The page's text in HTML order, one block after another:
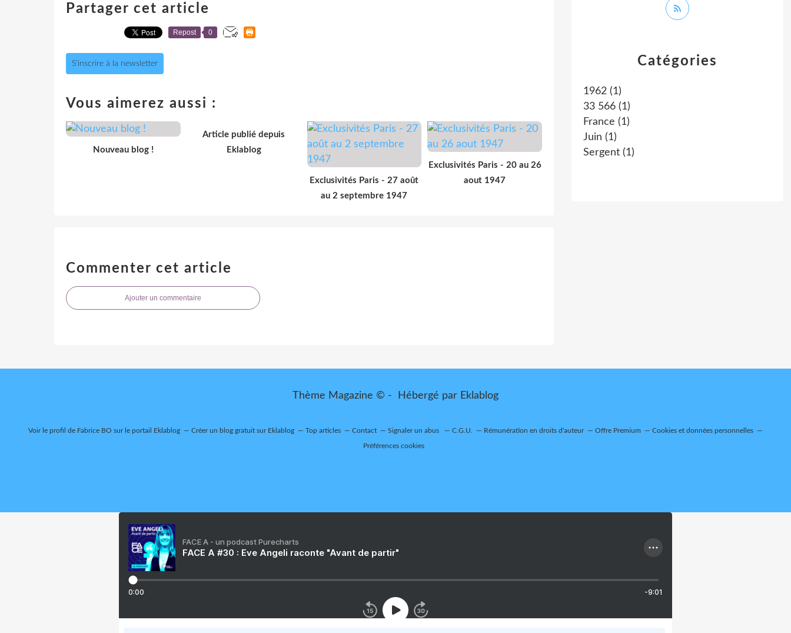
Partager cet article
Repost 0
S'inscrire à la newsletter
Vous aimerez aussi :
Nouveau blog !
Article publié depuis
Eklablog
Exclusivités Paris - 27 août
au 2 septembre 1947
Exclusivités Paris - 20 au 26
aout 1947
Commenter cet article
Ajouter un commentaire
Catégories
1962 (1)
33 566 (1)
France (1)
Juin (1)
Sergent (1)
Thème Magazine © - Hébergé par Eklablog
Voir le profil de Fabrice BO sur le portail Eklablog Créer un blog gratuit sur Eklablog Top articles Contact Signaler un abus C.G.U. Rémunération en droits d'auteur Offre Premium Cookies et données personnelles
Préférences cookies
FACE A - un podcast Purecharts
FACE A #30 : Eve Angeli raconte "Avant de partir"
0:00 -9:01